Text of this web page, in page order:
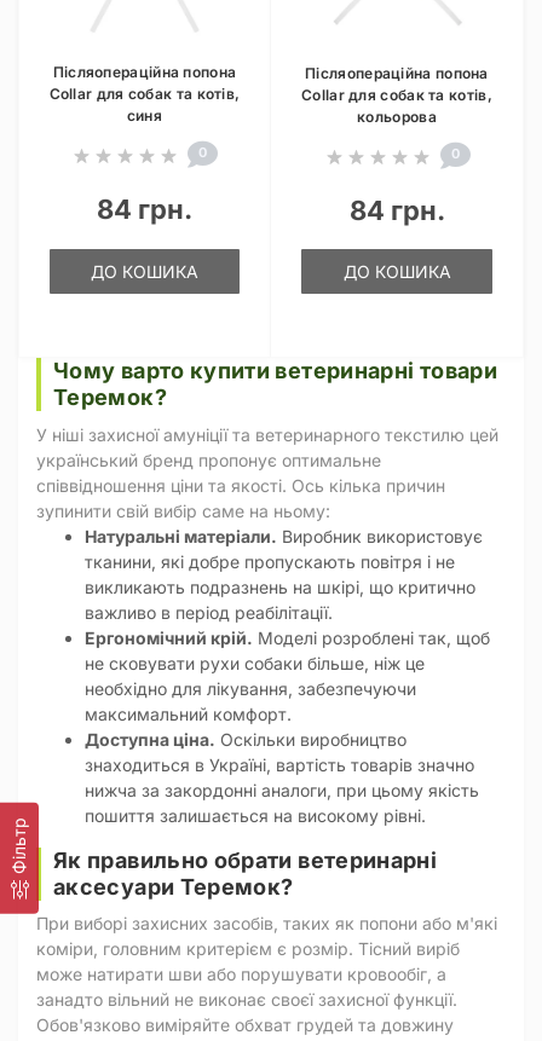
Фільтр
Післяопераційна попона
Collar для собак та котів,
синя
0
84 грн.
ДО КОШИКА
Післяопераційна попона
Collar для собак та котів,
кольорова
0
84 грн.
ДО КОШИКА
Чому варто купити ветеринарні товари
Теремок?
У ніші захисної амуніції та ветеринарного текстилю цей
український бренд пропонує оптимальне
співвідношення ціни та якості. Ось кілька причин
зупинити свій вибір саме на ньому:
Натуральні матеріали. Виробник використовує
тканини, які добре пропускають повітря і не
викликають подразнень на шкірі, що критично
важливо в період реабілітації.
Ергономічний крій. Моделі розроблені так, щоб
не сковувати рухи собаки більше, ніж це
необхідно для лікування, забезпечуючи
максимальний комфорт.
Доступна ціна. Оскільки виробництво
знаходиться в Україні, вартість товарів значно
нижча за закордонні аналоги, при цьому якість
пошиття залишається на високому рівні.
Як правильно обрати ветеринарні
аксесуари Теремок?
При виборі захисних засобів, таких як попони або м'які
коміри, головним критерієм є розмір. Тісний виріб
може натирати шви або порушувати кровообіг, а
занадто вільний не виконає своєї захисної функції.
Обов'язково виміряйте обхват грудей та довжину